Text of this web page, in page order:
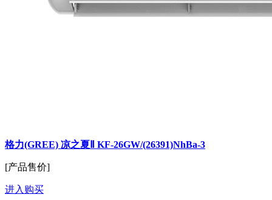
格力(GREE) 凉之夏Ⅱ KF-26GW/(26391)NhBa-3
[产品售价]
进入购买